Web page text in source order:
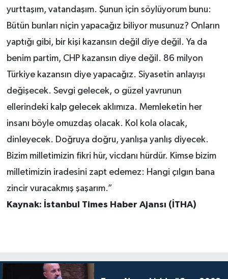
yurttaşım, vatandaşım. Şunun için söylüyorum bunu:
Bütün bunları niçin yapacağız biliyor musunuz? Onların
yaptığı gibi, bir kişi kazansın değil diye değil. Ya da
benim partim, CHP kazansın diye değil. 86 milyon
Türkiye kazansın diye yapacağız. Siyasetin anlayışı
değişecek. Sevgi gelecek, o güzel yavrunun
ellerindeki kalp gelecek aklımıza. Memleketin her
insanı böyle omuzdaş olacak. Kol kola olacak,
dinleyecek. Doğruya doğru, yanlışa yanlış diyecek.
Bizim milletimizin fikri hür, vicdanı hürdür. Kimse bizim
milletimizin iradesini zapt edemez: Hangi çılgın bana
zincir vuracakmış şaşarım.”
Kaynak: İstanbul Times Haber Ajansı (İTHA)